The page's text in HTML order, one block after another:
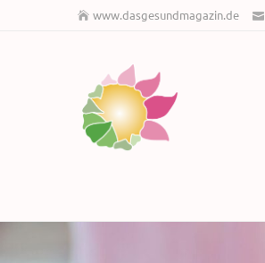
www.dasgesundmagazin.de